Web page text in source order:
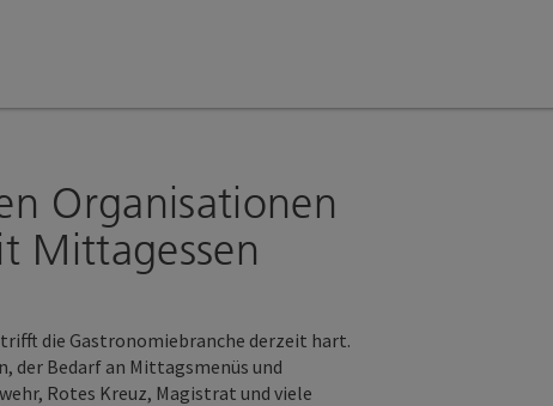
Organisationen
Mittagessen
trifft die Gastronomiebranche derzeit hart.
der Bedarf an Mittagsmenüs und
Rotes Kreuz, Magistrat und viele